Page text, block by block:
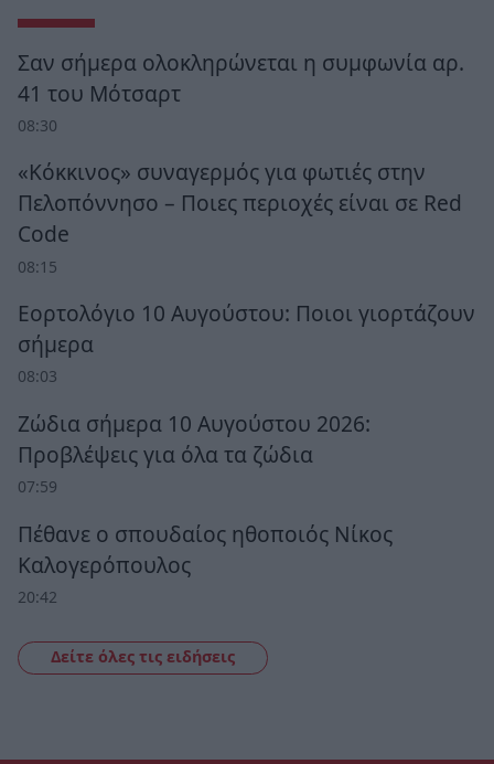
Σαν σήμερα ολοκληρώνεται η συμφωνία αρ.
41 του Μότσαρτ
08:30
«Κόκκινος» συναγερμός για φωτιές στην
Πελοπόννησο – Ποιες περιοχές είναι σε Red
Code
08:15
Εορτολόγιο 10 Αυγούστου: Ποιοι γιορτάζουν
σήμερα
08:03
Ζώδια σήμερα 10 Αυγούστου 2026:
Προβλέψεις για όλα τα ζώδια
07:59
Πέθανε ο σπουδαίος ηθοποιός Νίκος
Καλογερόπουλος
20:42
Δείτε όλες τις ειδήσεις